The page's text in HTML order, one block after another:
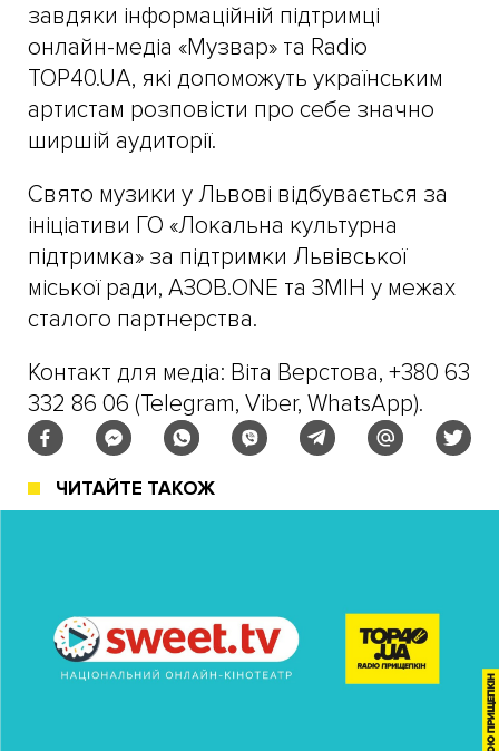
завдяки інформаційній підтримці
онлайн-медіа «Музвар» та Radio
TOP40.UA, які допоможуть українським
артистам розповісти про себе значно
ширшій аудиторії.
Свято музики у Львові відбувається за
ініціативи ГО «Локальна культурна
підтримка» за підтримки Львівської
міської ради, АЗОВ.ONE та ЗМІН у межах
сталого партнерства.
Контакт для медіа: Віта Верстова, +380 63
332 86 06 (Telegram, Viber, WhatsApp).
ЧИТАЙТЕ ТАКОЖ